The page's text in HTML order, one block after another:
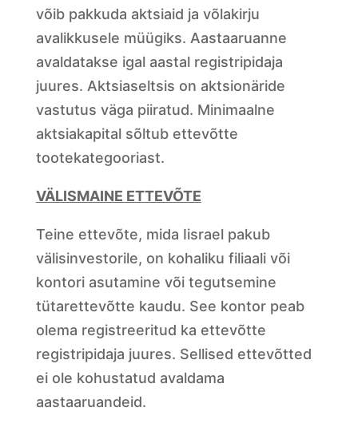
võib pakkuda aktsiaid ja võlakirju
avalikkusele müügiks. Aastaaruanne
avaldatakse igal aastal registripidaja
juures. Aktsiaseltsis on aktsionäride
vastutus väga piiratud. Minimaalne
aktsiakapital sõltub ettevõtte
tootekategooriast.
VÄLISMAINE ETTEVÕTE
Teine ettevõte, mida Iisrael pakub
välisinvestorile, on kohaliku filiaali või
kontori asutamine või tegutsemine
tütarettevõtte kaudu. See kontor peab
olema registreeritud ka ettevõtte
registripidaja juures. Sellised ettevõtted
ei ole kohustatud avaldama
aastaaruandeid.